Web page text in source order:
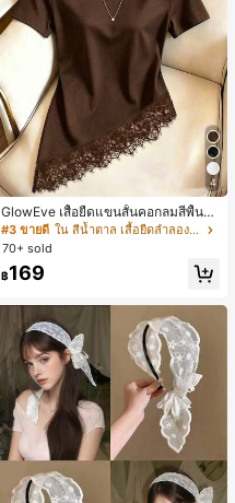
4
GlowEve เสื้อยืดแขนสั้นคอกลมสีพื้นลำ
ลองอเนกประสงค์สำหรับผู้หญิง
#3 ขายดี
ใน สีน้ำตาล เสื้อยืดลำลองพื้นฐาน
70+ sold
฿169